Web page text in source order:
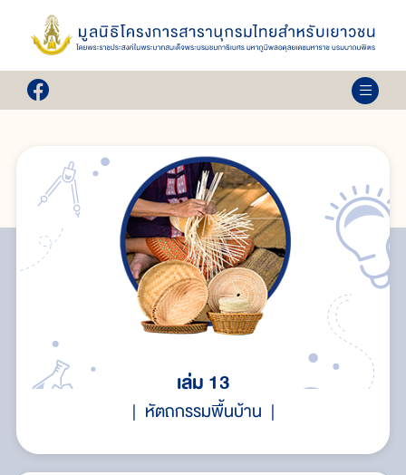
เล่ม 13
หัตถกรรมพื้นบ้าน